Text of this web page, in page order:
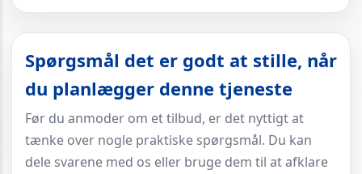
Spørgsmål det er godt at stille, når
du planlægger denne tjeneste
Før du anmoder om et tilbud, er det nyttigt at
tænke over nogle praktiske spørgsmål. Du kan
dele svarene med os eller bruge dem til at afklare